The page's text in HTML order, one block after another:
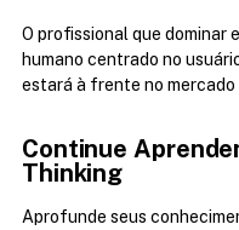
O profissional que dominar
humano centrado no
estará à frente no mercado
Continue
Thinking
Aprofunde seus